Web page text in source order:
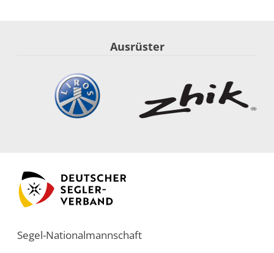
Ausrüster
Segel-Nationalmannschaft